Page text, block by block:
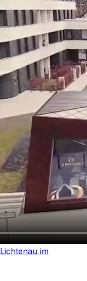
Lichtenau im